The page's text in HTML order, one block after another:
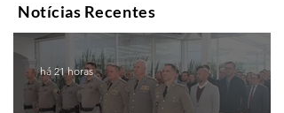
Notícias Recentes
há 21 horas